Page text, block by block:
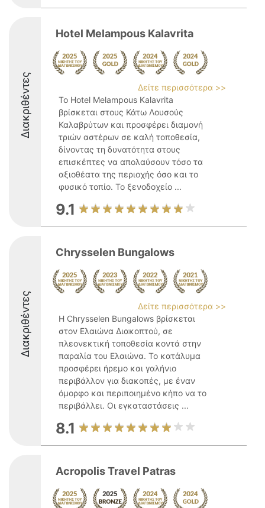
Διακριθέντες
Hotel Melampous Kalavrita
Δείτε περισσότερα >>
Το Hotel Melampous Kalavrita
βρίσκεται στους Κάτω Λουσούς
Καλαβρύτων και προσφέρει διαμονή
τριών αστέρων σε καλή τοποθεσία,
δίνοντας τη δυνατότητα στους
επισκέπτες να απολαύσουν τόσο τα
αξιοθέατα της περιοχής όσο και το
φυσικό τοπίο. Το ξενοδοχείο ...
9.1
Διακριθέντες
Chrysselen Bungalows
Δείτε περισσότερα >>
Η Chrysselen Bungalows βρίσκεται
στον Ελαιώνα Διακοπτού, σε
πλεονεκτική τοποθεσία κοντά στην
παραλία του Ελαιώνα. Το κατάλυμα
προσφέρει ήρεμο και γαλήνιο
περιβάλλον για διακοπές, με έναν
όμορφο και περιποιημένο κήπο να το
περιβάλλει. Οι εγκαταστάσεις ...
8.1
Acropolis Travel Patras